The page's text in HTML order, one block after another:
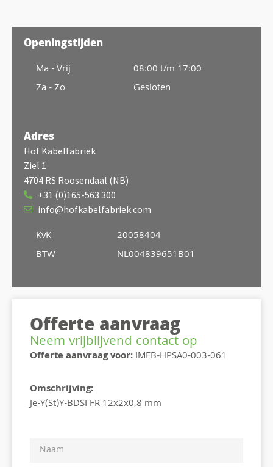
Openingstijden
Ma - Vrij
Za - Zo
08:00 t/m 17:00
Gesloten
Adres
Hof Kabelfabriek
Ziel 1
4704 RS Roosendaal (NB)
+31 (0)165-563 300
info@hofkabelfabriek.com
KvK
BTW
20058404
NL004839651B01
Offerte aanvraag
Neem vrijblijvend contact op
Offerte aanvraag voor:IMFB-HPSA0-003-061
Omschrijving:
Je-Y(St)Y-BDSI FR 12x2x0,8 mm